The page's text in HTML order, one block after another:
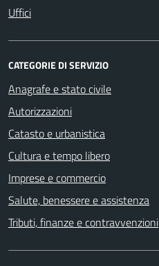
Uffici
CATEGORIE DI SERVIZIO
Anagrafe e stato civile
Autorizzazioni
Catasto e urbanistica
Cultura e tempo libero
Imprese e commercio
Salute, benessere e assistenza
Tributi, finanze e contravvenzioni